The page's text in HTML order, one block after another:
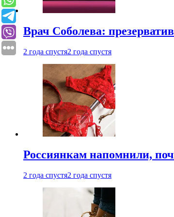
Врач Соболева:
2 года спустя2 года спустя
Россиянкам напомнили,
2 года спустя2 года спустя